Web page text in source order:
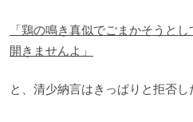
「鶏の鳴き真似でごまかそうと
開きませんよ」
と、清少納言はきっぱりと拒否し